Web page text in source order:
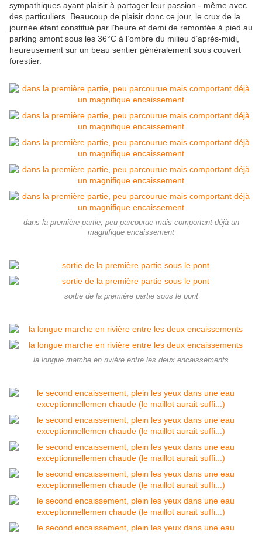
sympathiques ayant plaisir à partager leur passion - même avec
des particuliers. Beaucoup de plaisir donc ce jour, le crux de la
journée étant constitué par l’heure et demi de remontée à pied au
parking amont sous les 36°C à l’ombre du milieu d’après-midi,
heureusement sur un beau sentier généralement sous couvert
forestier.
dans la première partie, peu parcourue mais comportant déjà un
magnifique encaissement
sortie de la première partie sous le pont
la longue marche en rivière entre les deux encaissements